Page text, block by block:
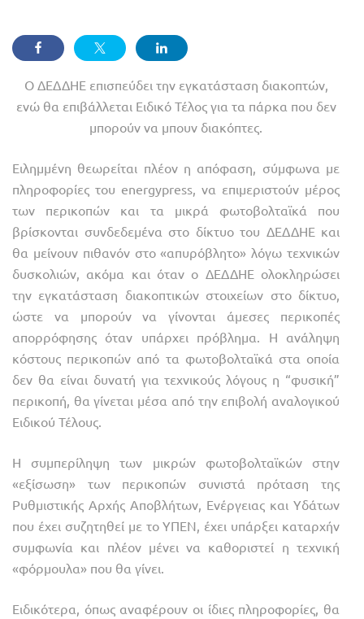
Ο ΔΕΔΔΗΕ επισπεύδει την εγκατάσταση διακοπτών,
ενώ θα επιβάλλεται Ειδικό Τέλος για τα πάρκα που δεν
μπορούν να μπουν διακόπτες.
Ειλημμένη θεωρείται πλέον η απόφαση, σύμφωνα με
πληροφορίες του energypress, να επιμεριστούν μέρος
των περικοπών και τα μικρά φωτοβολταϊκά που
βρίσκονται συνδεδεμένα στο δίκτυο του ΔΕΔΔΗΕ και
θα μείνουν πιθανόν στο «απυρόβλητο» λόγω τεχνικών
δυσκολιών, ακόμα και όταν ο ΔΕΔΔΗΕ ολοκληρώσει
την εγκατάσταση διακοπτικών στοιχείων στο δίκτυο,
ώστε να μπορούν να γίνονται άμεσες περικοπές
απορρόφησης όταν υπάρχει πρόβλημα. Η ανάληψη
κόστους περικοπών από τα φωτοβολταϊκά στα οποία
δεν θα είναι δυνατή για τεχνικούς λόγους η “φυσική”
περικοπή, θα γίνεται μέσα από την επιβολή αναλογικού
Ειδικού Τέλους.
Η συμπερίληψη των μικρών φωτοβολταϊκών στην
«εξίσωση» των περικοπών συνιστά πρόταση της
Ρυθμιστικής Αρχής Αποβλήτων, Ενέργειας και Υδάτων
που έχει συζητηθεί με το ΥΠΕΝ, έχει υπάρξει καταρχήν
συμφωνία και πλέον μένει να καθοριστεί η τεχνική
«φόρμουλα» που θα γίνει.
Ειδικότερα, όπως αναφέρουν οι ίδιες πληροφορίες, θα